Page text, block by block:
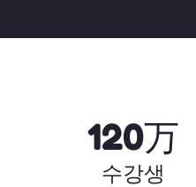
120万
수강생